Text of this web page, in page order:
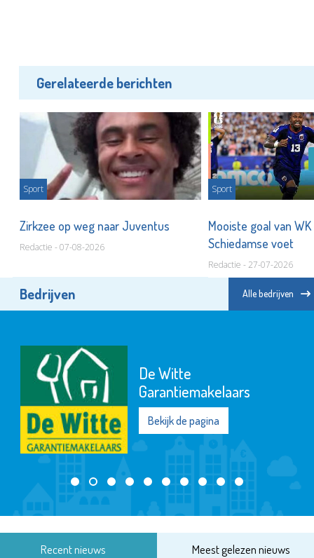
Gerelateerde berichten
Sport
Zirkzee op weg naar Juventus
Redactie - 07-08-2026
Sport
Mooiste goal van
Schiedamse voet
Redactie - 27-07-2026
Bedrijven Alle bedrijven
De Witte
Garantiemakelaars
Bekijk de pagina
Recent nieuws Meest gelezen nieuws